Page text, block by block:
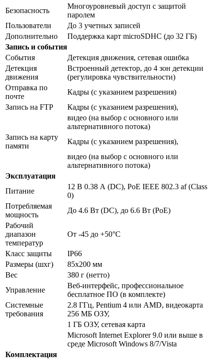
Безопасность
Многоуровневый доступ с защитой
паролем
Пользователи
До 3 учетных записей
Дополнительно
Поддержка карт microSDHC (до 32 ГБ)
Запись и события
События
Детекция движения, сетевая ошибка
Детекция
движения
Встроенный детектор, до 4 зон детекции
(регулировка чувствительности)
Отправка по
почте
Кадры (с указанием разрешения)
Запись на FTP
Кадры (с указанием разрешения),
видео (на выбор с основного или
альтернативного потока)
Запись на карту
памяти
Кадры (с указанием разрешения),
видео (на выбор с основного или
альтернативного потока)
Эксплуатация
Питание
12 В 0.38 А (DC), PoE IEEE 802.3 af (Class
0)
Потребляемая
мощность
До 4.6 Вт (DC), до 6.6 Вт (PoE)
Рабочий
диапазон
температур
От -45 до +50°С
Класс защиты
IP66
Размеры (шхг)
85х200 мм
Вес
380 г (нетто)
Управление
Веб-интерфейс, профессиональное
бесплатное ПО (в комплекте)
Системные
требования
2.8 ГГц, Pentium 4 или AMD, видеокарта
256 МБ ОЗУ,
1 ГБ ОЗУ, сетевая карта
Microsoft Internet Explorer 9.0 или выше в
среде Microsoft Windows 8/7/Vista
Комплектация